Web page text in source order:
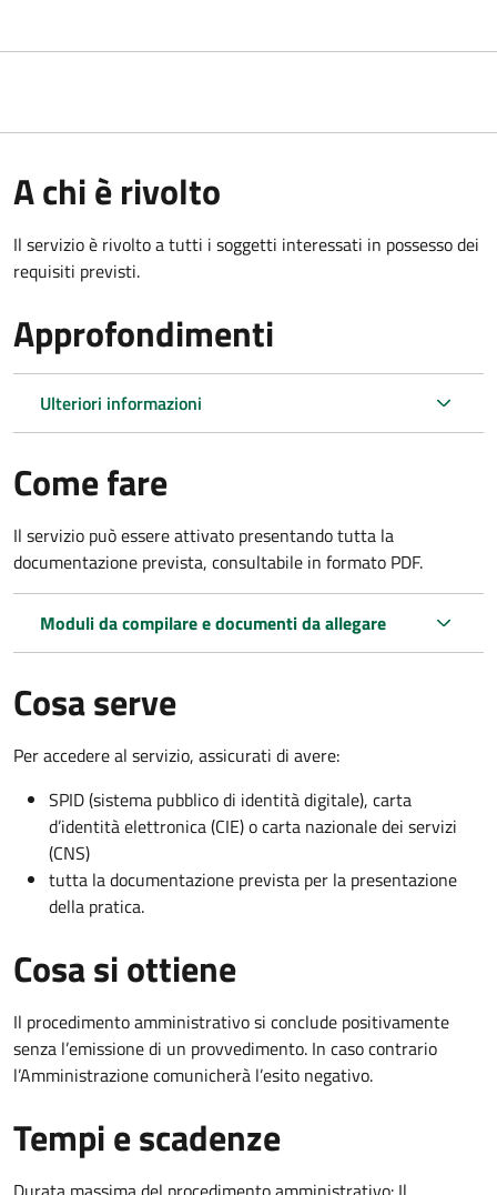
A chi è rivolto
Il servizio è rivolto a tutti i soggetti interessati in possesso dei
requisiti previsti.
Approfondimenti
Ulteriori informazioni
Come fare
Il servizio può essere attivato presentando tutta la
documentazione prevista, consultabile in formato PDF.
Moduli da compilare e documenti da allegare
Cosa serve
Per accedere al servizio, assicurati di avere:
SPID (sistema pubblico di identità digitale), carta
d’identità elettronica (CIE) o carta nazionale dei servizi
(CNS)
tutta la documentazione prevista per la presentazione
della pratica.
Cosa si ottiene
Il procedimento amministrativo si conclude positivamente
senza l’emissione di un provvedimento. In caso contrario
l’Amministrazione comunicherà l’esito negativo.
Tempi e scadenze